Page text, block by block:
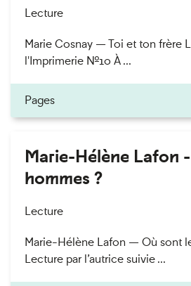
Lecture
Marie Cosnay — Toi et ton frère
l'Imprimerie n°10 À ...
Pages
Marie-Hélène Lafon
hommes ?
Lecture
Marie-Hélène Lafon — Où sont
Lecture par l’autrice suivie ...